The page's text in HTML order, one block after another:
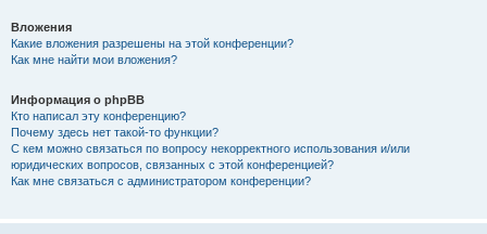
Вложения
Какие вложения разрешены на этой конференции?
Как мне найти мои вложения?
Информация о phpBB
Кто написал эту конференцию?
Почему здесь нет такой-то функции?
С кем можно связаться по вопросу некорректного использования и/или
юридических вопросов, связанных с этой конференцией?
Как мне связаться с администратором конференции?